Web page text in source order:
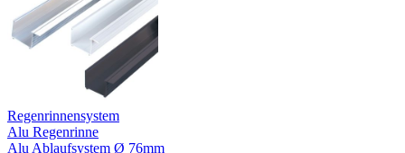
Regenrinnensystem
Alu Regenrinne
Alu Ablaufsystem Ø 76mm